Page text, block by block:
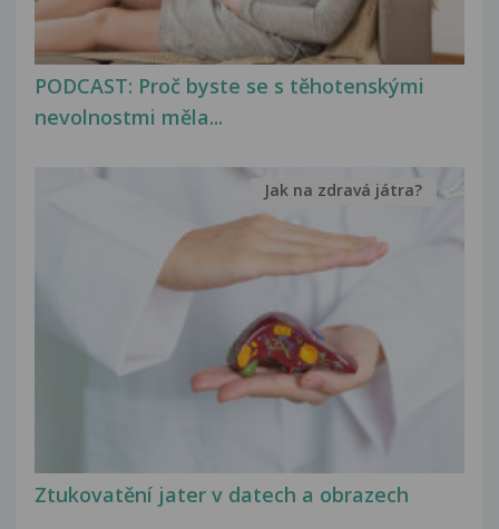
PODCAST: Proč byste se s těhotenskými
nevolnostmi měla...
Ztukovatění jater v datech a obrazech
Jak na zdravá játra?